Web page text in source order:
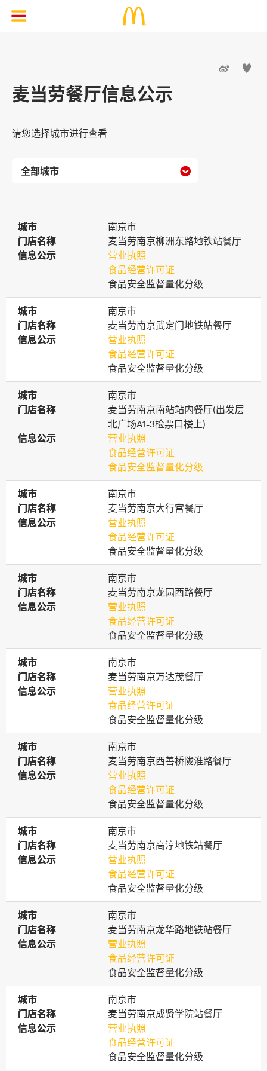
 
麦当劳餐厅信息公示
请您选择城市进行查看

城市
城市
南京市
门店名称
门店名称
麦当劳南京柳洲东路地铁站餐厅
信息公示
信息公示
营业执照
食品经营许可证
食品安全监督量化分级
城市
城市
南京市
门店名称
门店名称
麦当劳南京武定门地铁站餐厅
信息公示
信息公示
营业执照
食品经营许可证
食品安全监督量化分级
城市
城市
南京市
门店名称
门店名称
麦当劳南京南站站内餐厅(出发层
北广场A1-3检票口楼上)
信息公示
信息公示
营业执照
食品经营许可证
食品安全监督量化分级
城市
城市
南京市
门店名称
门店名称
麦当劳南京大行宫餐厅
信息公示
信息公示
营业执照
食品经营许可证
食品安全监督量化分级
城市
城市
南京市
门店名称
门店名称
麦当劳南京龙园西路餐厅
信息公示
信息公示
营业执照
食品经营许可证
食品安全监督量化分级
城市
城市
南京市
门店名称
门店名称
麦当劳南京万达茂餐厅
信息公示
信息公示
营业执照
食品经营许可证
食品安全监督量化分级
城市
城市
南京市
门店名称
门店名称
麦当劳南京西善桥陇淮路餐厅
信息公示
信息公示
营业执照
食品经营许可证
食品安全监督量化分级
城市
城市
南京市
门店名称
门店名称
麦当劳南京高淳地铁站餐厅
信息公示
信息公示
营业执照
食品经营许可证
食品安全监督量化分级
城市
城市
南京市
门店名称
门店名称
麦当劳南京龙华路地铁站餐厅
信息公示
信息公示
营业执照
食品经营许可证
食品安全监督量化分级
城市
城市
南京市
门店名称
门店名称
麦当劳南京成贤学院站餐厅
信息公示
信息公示
营业执照
食品经营许可证
食品安全监督量化分级